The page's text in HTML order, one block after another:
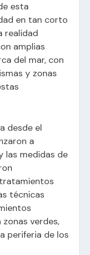
esta
en tan corto
realidad
amplias
del mar, con
y zonas
desde el
a
las medidas de
técnicas
verdes,
periferia de los